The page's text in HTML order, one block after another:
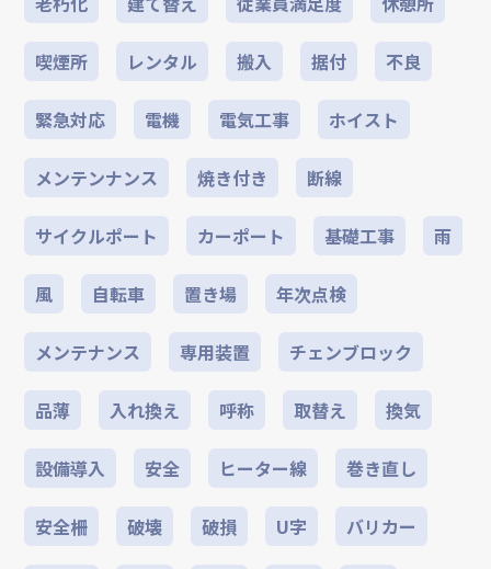
喫煙所 レンタル 搬入 据付 不良
緊急対応 電機 電気工事 ホイスト
メンテンナンス 焼き付き 断線
サイクルポート カーポート 基礎工事 雨
風 自転車 置き場 年次点検
メンテナンス 専用装置 チェンブロック
品薄 入れ換え 呼称 取替え 換気
設備導入 安全 ヒーター線 巻き直し
安全柵 破壊 破損 U字 バリカー